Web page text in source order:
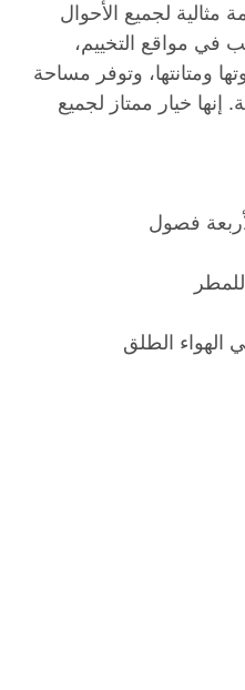
مثالية لجميع الأحوال
في مواقع التخييم،
ومتانتها، وتوفر مساحة
إنها خيار ممتاز لجميع
فصول
الهواء الطلق